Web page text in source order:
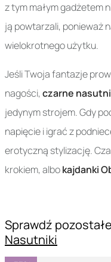
z tym małym gadżetem
ją powtarzali, ponieważ
wielokrotnego użytku.
Jeśli Twoja fantazje
nagości, czarne
jedynym strojem. Gdy
napięcie i igrać z
erotyczną stylizację.
krokiem, albokajdanki
Sprawdź
Nasutniki